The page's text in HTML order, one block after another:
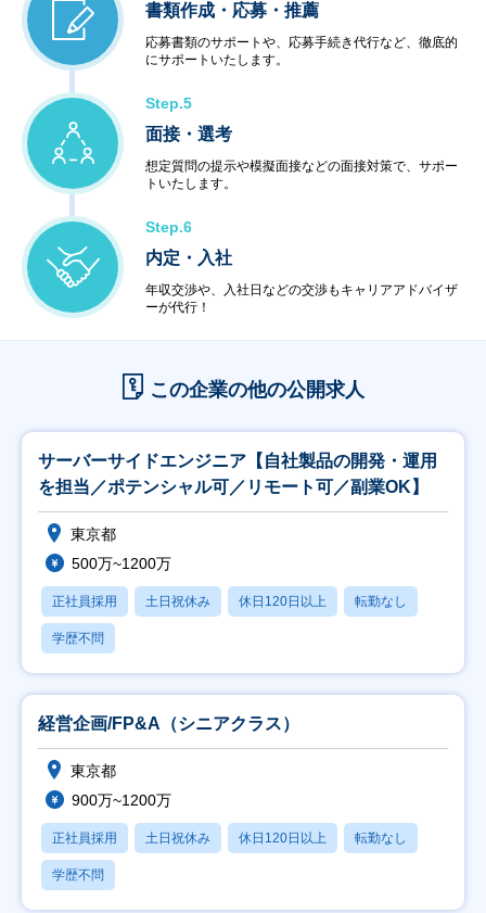
書類作成・応募・推薦
応募書類のサポートや、応募手続き代行など、徹底的
にサポートいたします。
Step.5
面接・選考
想定質問の提示や模擬面接などの面接対策で、サポー
トいたします。
Step.6
内定・入社
年収交渉や、入社日などの交渉もキャリアアドバイザ
ーが代行！
この企業の他の公開求人
サーバーサイドエンジニア【自社製品の開発・運用
を担当／ポテンシャル可／リモート可／副業OK】
東京都
500万~1200万
正社員採用 土日祝休み 休日120日以上 転勤なし
学歴不問
経営企画/FP&A（シニアクラス）
東京都
900万~1200万
正社員採用 土日祝休み 休日120日以上 転勤なし
学歴不問